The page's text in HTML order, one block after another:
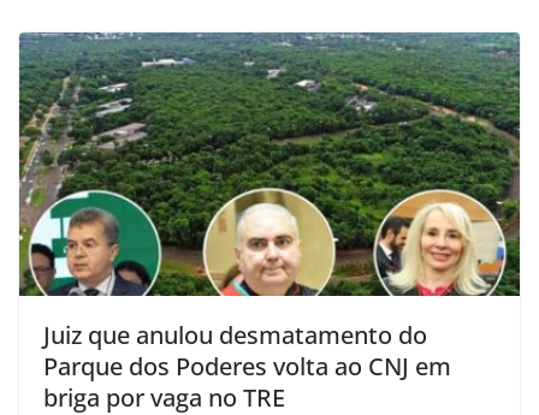
Juiz que anulou desmatamento do
Parque dos Poderes volta ao CNJ em
briga por vaga no TRE